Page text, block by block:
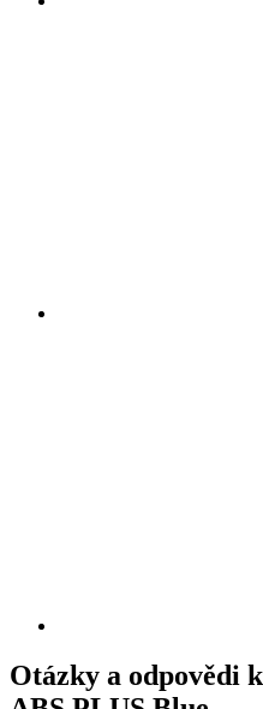
Otázky a odpovědi